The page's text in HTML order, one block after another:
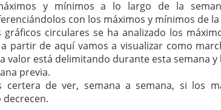
y mínimos a lo largo de la
con los máximos y mínimos de
gráficos circulares se ha analizado los
partir de aquí vamos a visualizar como
valor está delimitando durante esta semana
previa.
certera de ver, semana a semana, si los
decrecen.